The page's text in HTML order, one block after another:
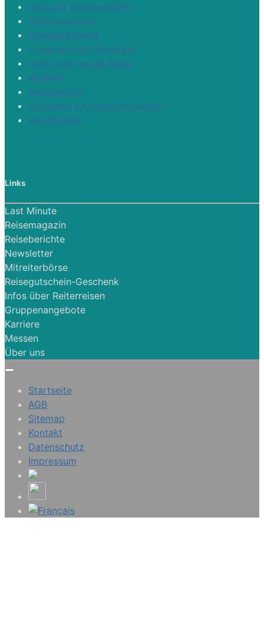
Infos zur Reisebuchung
Onlinebuchung
Reitqualifikation
Tipps zum Kofferpacken
Infos rund um die Reise
Kontakt
Versicherung
Feedback & Kundenmeinungen
Ihre Vorteile
Links
Last Minute
Reisemagazin
Reiseberichte
Newsletter
Mitreiterbörse
Reisegutschein-Geschenk
Infos über Reiterreisen
Gruppenangebote
Karriere
Messen
Über uns
Startseite
AGB
Sitemap
Kontakt
Datenschutz
Impressum